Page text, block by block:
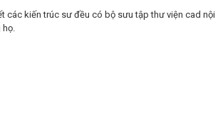
các kiến trúc sư đều có bộ sưu tập thư viện cad nội
họ.